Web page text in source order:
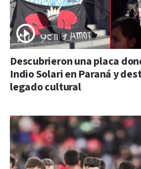
Descubrieron una placa
Indio Solari en Paraná y
legado cultural